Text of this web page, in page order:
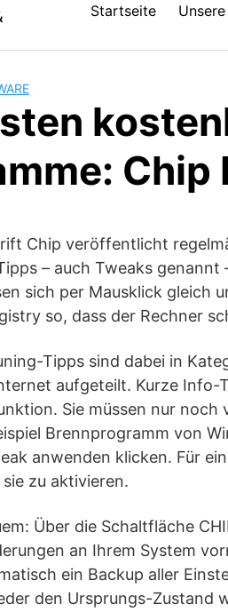
Startseite
Chip
Chip veröffentlicht
– auch Tweaks
sich per Mausklick gleich
so, dass der Rechner
Tipps sind dabei in
aufgeteilt. Kurze Info-
Sie müssen nur
Brennprogramm von
anwenden klicken. Für
zu aktivieren.
Über die Schaltfläche
an Ihrem System
ein Backup aller
den Ursprungs-Zustand